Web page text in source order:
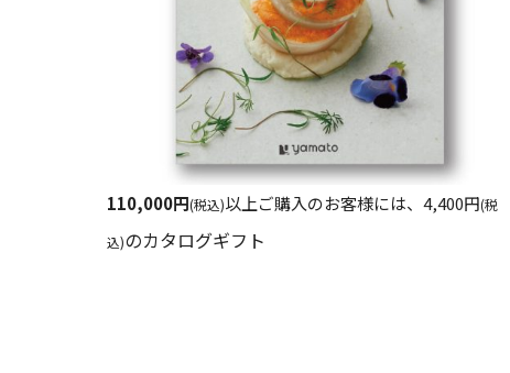
110,000円(税込)以上ご購入のお客様には、4,400円(税
込)のカタログギフト